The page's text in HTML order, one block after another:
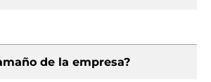
de la empresa?